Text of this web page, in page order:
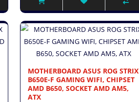
MOTHERBOARD ASUS ROG STRIX
B650E-F GAMING WIFI, CHIPSET
AMD B650, SOCKET AMD AM5,
ATX